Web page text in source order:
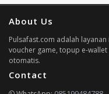
About Us
Pulsafast.com adalah
voucher game, topup e-
otomatis.
Contact